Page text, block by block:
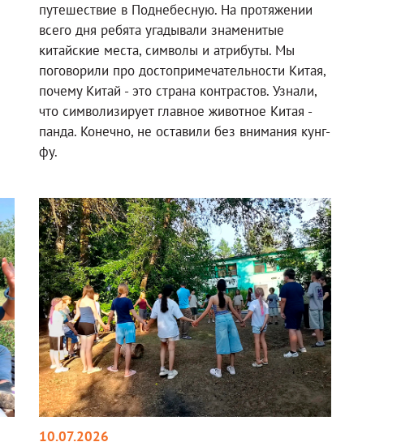
путешествие в Поднебесную. На протяжении
всего дня ребята угадывали знаменитые
китайские места, символы и атрибуты. Мы
поговорили про достопримечательности Китая,
почему Китай - это страна контрастов. Узнали,
что символизирует главное животное Китая -
панда. Конечно, не оставили без внимания кунг-
фу.
10.07.2026